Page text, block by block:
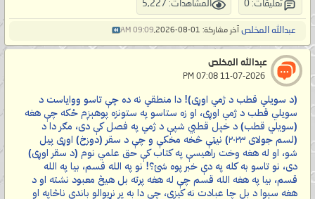
تعليقات: 0 المشاهدات: 5,227
عبدالله المخلص آخر مشاركة: 01-08-2026, 09:09 AM
عبدالله المخلص
(د سویلي قطب د ژمي اوړی)! دا منطقي نه ده چې تاسو ووایاست د
سویلي قطب د ژمي اوړی، او زه ستاسو په ستونزه پوهېږم ځکه چې هغه
(سویلي قطب) د خپل قطبي شپې د ژمي په فصل کې دی، مګر دا د
(لسم جولای ۲۰۲۳) نیټې څخه مخکې و چې د سقر (دوزخ) اوړی پیل
شو، او له هغه وخت راهیسې په کتاب کې حق علمي نوم (د سقر اوړی)
دی، نو تاسو به کله په دې خبر پوه شئ؟! نو په الله قسم، بیا په الله
قسم، بیا په هغه الله قسم چې له هغه پرته بل هیڅ معبود نشته او د
هغه سېوا د بل چا عبادت نه کیږي، چې دا به پر نړیوالو باندې ناڅاپه او